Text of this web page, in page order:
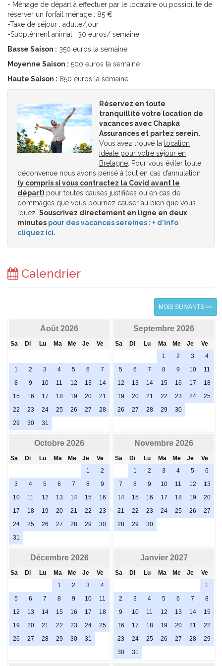
- Ménage de départ à effectuer par le locataire ou possibilité de
réserver un forfait ménage : 85 €
-Taxe de séjour : adulte/jour
-Supplément animal : 30 euros/ semaine.
Basse Saison : 350 euros la semaine
Moyenne Saison : 500 euros la semaine
Haute Saison : 850 euros la semaine
Réservez en toute
tranquillité votre location de
vacances avec Chapka
Assurances et partez serein.
Vous avez trouvé la
location
idéale pour votre séjour en
Bretagne . Pour vous éviter toute
déconvenue nous avons pensé à tout en cas d’annulation
(y compris si vous contractez la Covid avant le
départ) pour toutes causes justifiées ou en cas de
dommages que vous pourriez causer au bien que vous
louez. Souscrivez directement en ligne en deux
minutes pour des vacances sereines : + d'info
cliquez ici.
Calendrier
MOIS SUIVANTS >>
Août 2026
Sa Di Lu Ma Me Je Ve
1 2 3 4 5 6
7
8
9 10 11 12 13
14
15
16 17 18 19 20
21
22
23 24 25 26 27
28
29
30 31
Septembre 2026
Sa Di Lu Ma Me Je
Ve
1
2 3
4
5
6 7 8 9 10
11
12
13 14 15 16 17
18
19
20 21 22 23 24
25
26
27 28 29 30
Octobre 2026
Sa Di Lu Ma Me Je
Ve
1
2
3
4 5 6 7 8
9
10
11 12 13 14 15
16
17
18 19 20 21 22
23
24
25 26 27 28 29
30
31
Novembre 2026
Sa Di Lu Ma Me Je
Ve
1
2 3 4 5
6
7
8 9 10 11 12
13
14
15 16 17 18 19
20
21
22 23 24 25 26
27
28
29 30
Décembre 2026
Sa Di Lu Ma Me Je
Ve
1
2 3
4
5
6 7 8 9 10
11
12
13 14 15 16 17
18
19
20 21 22 23 24
25
26
27 28 29 30 31
Janvier 2027
Sa Di Lu Ma Me Je
Ve
1
2
3 4 5 6 7
8
9
10 11 12 13 14
15
16
17 18 19 20 21
22
23
24 25 26 27 28
29
30
31